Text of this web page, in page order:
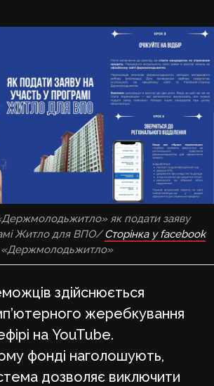
«Держмолодьжитло» як подати заяву
Житло для ВПО/Сторінка у facebook
«Держмолодьжитло»
здійснюється
жеребкування
на YouTube.
фонді наголошують,
дозволяє виключити